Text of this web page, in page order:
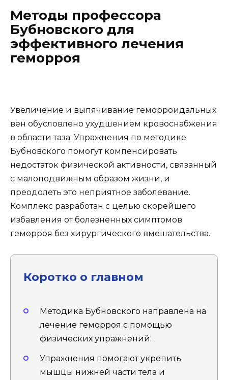
Методы профессора
Бубновского для
эффективного лечения
геморроя
Увеличение и выпячивание геморроидальных
вен обусловлено ухудшением кровоснабжения
в области таза. Упражнения по методике
Бубновского помогут компенсировать
недостаток физической активности, связанный
с малоподвижным образом жизни, и
преодолеть это неприятное заболевание.
Комплекс разработан с целью скорейшего
избавления от болезненных симптомов
геморроя без хирургического вмешательства.
Коротко о главном
Методика Бубновского направлена на
лечение геморроя с помощью
физических упражнений.
Упражнения помогают укрепить
мышцы нижней части тела и